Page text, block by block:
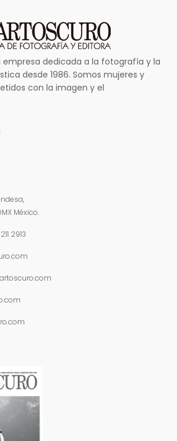
empresa dedicada a la fotografía y la
desde 1986. Somos mujeres y
con la imagen y el
México.
2913